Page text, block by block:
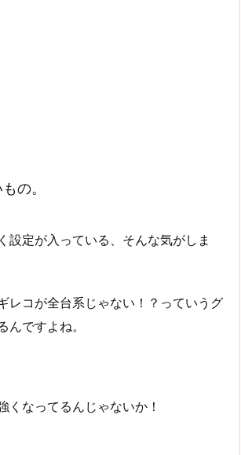
の。
設定が入っている、そんな気がしま
レコが全台系じゃない！？っていうグ
んですよね。
くなってるんじゃないか！